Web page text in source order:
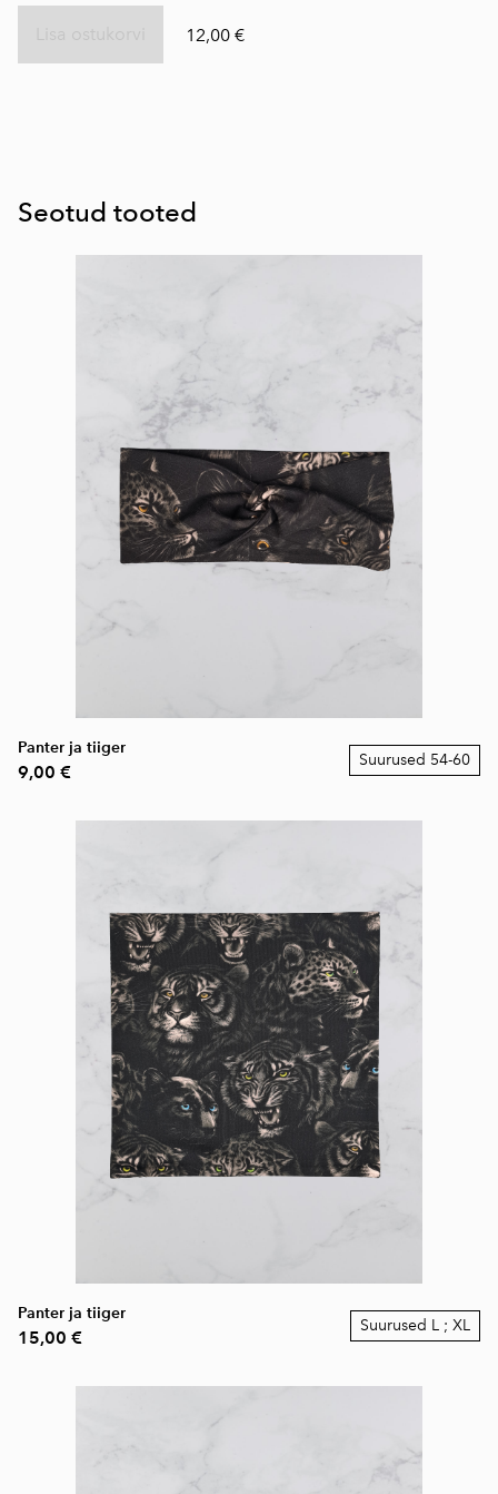
12,00 €
Seotud tooted
Panter ja tiiger
9,00 €
Suurused 54-60
Panter ja tiiger
15,00 €
Suurused L ; XL